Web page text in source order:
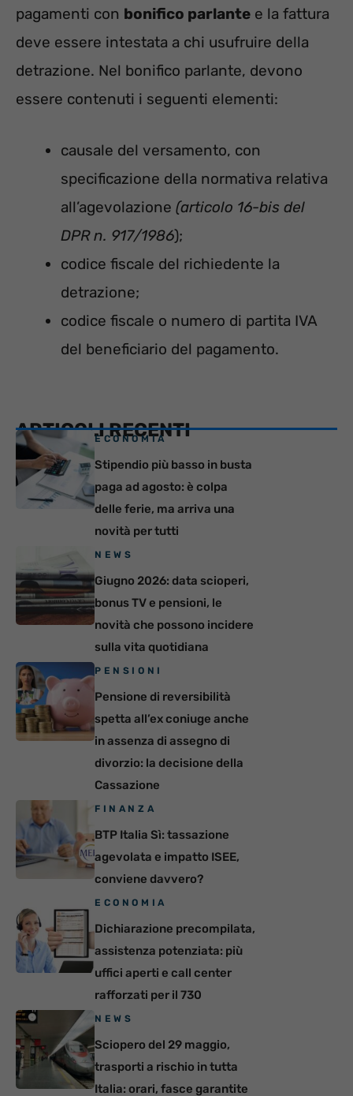
pagamenti con bonifico parlante e la fattura
deve essere intestata a chi usufruire della
detrazione. Nel bonifico parlante, devono
essere contenuti i seguenti elementi:
causale del versamento, con
specificazione della normativa relativa
all’agevolazione (articolo 16-bis del
DPR n. 917/1986);
codice fiscale del richiedente la
detrazione;
codice fiscale o numero di partita IVA
del beneficiario del pagamento.
ARTICOLI RECENTI
ECONOMIA
Stipendio più basso in busta
paga ad agosto: è colpa
delle ferie, ma arriva una
novità per tutti
NEWS
Giugno 2026: data scioperi,
bonus TV e pensioni, le
novità che possono incidere
sulla vita quotidiana
PENSIONI
Pensione di reversibilità
spetta all’ex coniuge anche
in assenza di assegno di
divorzio: la decisione della
Cassazione
FINANZA
BTP Italia Sì: tassazione
agevolata e impatto ISEE,
conviene davvero?
ECONOMIA
Dichiarazione precompilata,
assistenza potenziata: più
uffici aperti e call center
rafforzati per il 730
NEWS
Sciopero del 29 maggio,
trasporti a rischio in tutta
Italia: orari, fasce garantite